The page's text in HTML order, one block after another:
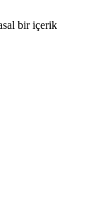
bir içerik